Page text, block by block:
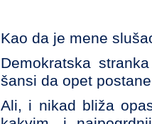
Kao da je mene
Demokratska
šansi da opet
Ali, i nikad bliža